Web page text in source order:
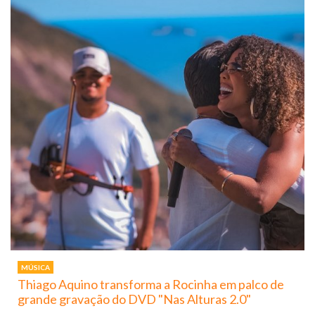
MÚSICA
Thiago Aquino transforma a Rocinha em palco de
grande gravação do DVD "Nas Alturas 2.0"